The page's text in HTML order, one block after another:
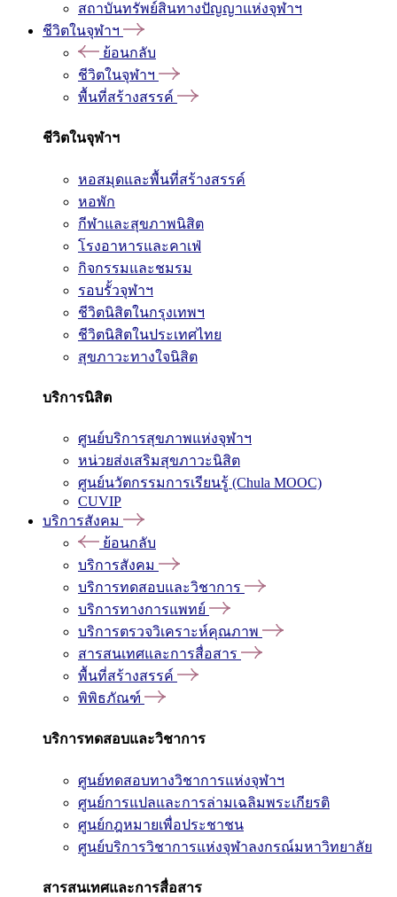
สถาบันทรัพย์สินทางปัญญาแห่งจุฬาฯ
ชีวิตในจุฬาฯ
ย้อนกลับ
ชีวิตในจุฬาฯ
พื้นที่สร้างสรรค์
ชีวิตในจุฬาฯ
หอสมุดและพื้นที่สร้างสรรค์
หอพัก
กีฬาและสุขภาพนิสิต
โรงอาหารและคาเฟ่
กิจกรรมและชมรม
รอบรั้วจุฬาฯ
ชีวิตนิสิตในกรุงเทพฯ
ชีวิตนิสิตในประเทศไทย
สุขภาวะทางใจนิสิต
บริการนิสิต
ศูนย์บริการสุขภาพแห่งจุฬาฯ
หน่วยส่งเสริมสุขภาวะนิสิต
ศูนย์นวัตกรรมการเรียนรู้ (Chula MOOC)
CUVIP
บริการสังคม
ย้อนกลับ
บริการสังคม
บริการทดสอบและวิชาการ
บริการทางการแพทย์
บริการตรวจวิเคราะห์คุณภาพ
สารสนเทศและการสื่อสาร
พื้นที่สร้างสรรค์
พิพิธภัณฑ์
บริการทดสอบและวิชาการ
ศูนย์ทดสอบทางวิชาการแห่งจุฬาฯ
ศูนย์การแปลและการล่ามเฉลิมพระเกียรติ
ศูนย์กฎหมายเพื่อประชาชน
ศูนย์บริการวิชาการแห่งจุฬาลงกรณ์มหาวิทยาลัย
สารสนเทศและการสื่อสาร